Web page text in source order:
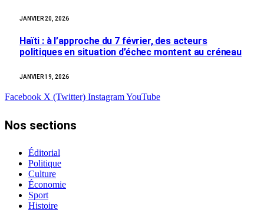
JANVIER 20, 2026
Haïti : à l’approche du 7 février, des acteurs
politiques en situation d’échec montent au créneau
JANVIER 19, 2026
Facebook X (Twitter) InstagramYouTube
Nos sections
Éditorial
Politique
Culture
Économie
Sport
Histoire